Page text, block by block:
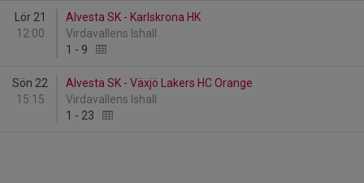
Lör 21
12:00
Alvesta SK - Karlskrona HK
Virdavallens Ishall
1 - 9
Sön 22
15:15
Alvesta SK - Växjö Lakers HC Orange
Virdavallens Ishall
1 - 23